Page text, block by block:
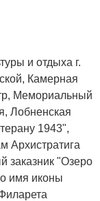
и отдыха г.
Камерная
Мемориальный
Лобненская
1943",
Архистратига
заказник "Озеро
имя иконы